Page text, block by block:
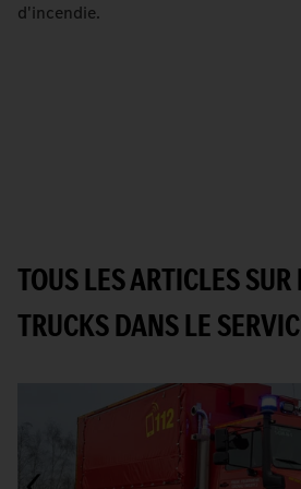
d'incendie.
TOUS LES ARTICLES
TRUCKS DANS LE